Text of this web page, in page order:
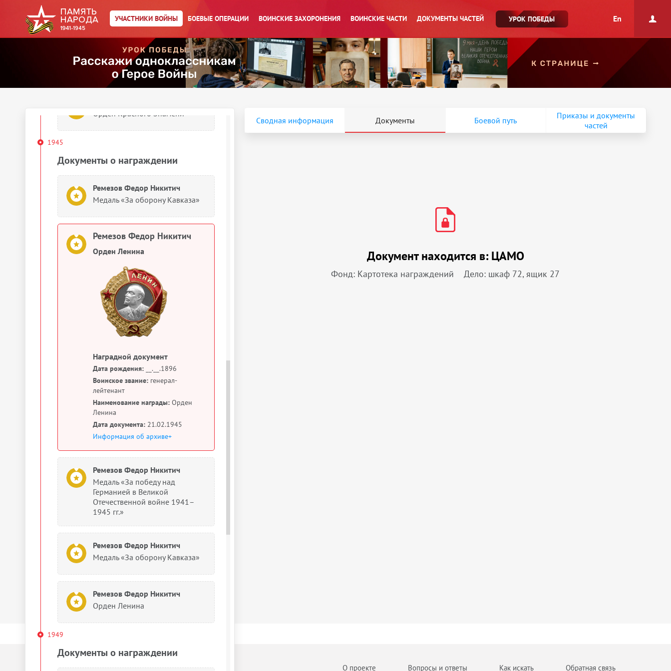
УЧАСТНИКИ ВОЙНЫ БОЕВЫЕ ОПЕРАЦИИ ВОИНСКИЕ ЗАХОРОНЕНИЯ ВОИНСКИЕ ЧАСТИ ДОКУМЕНТЫ ЧАСТЕЙ УРОК ПОБЕДЫ En
Орден Красного Знамени
Ремезов Федор Никитич
Медаль «За оборону Кавказа»
Орден Красного Знамени
1945
Документы о награждении
Ремезов Федор Никитич
Медаль «За оборону Кавказа»
Ремезов Федор Никитич
Орден Ленина
Наградной документ
Дата рождения: __.__.1896
Воинское звание: генерал-
лейтенант
Наименование награды: Орден
Ленина
Дата документа: 21.02.1945
Информация об архиве+
Ремезов Федор Никитич
Медаль «За победу над
Германией в Великой
Отечественной войне 1941–
1945 гг.»
Ремезов Федор Никитич
Медаль «За оборону Кавказа»
Ремезов Федор Никитич
Орден Ленина
1949
Документы о награждении
Сводная информация Документы Боевой путь
Приказы и документы
частей
Документ находится в: ЦАМО
Фонд: Картотека награждений Дело: шкаф 72, ящик 27
О проекте Вопросы и ответы Как искать Обратная связь